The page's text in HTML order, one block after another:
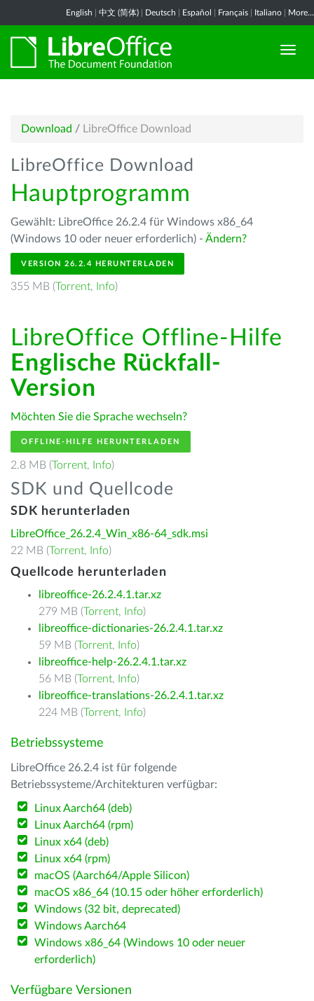
English 中文 (简体) Deutsch Español Français Italiano More...
Download / LibreOffice Download
LibreOffice Download
Hauptprogramm
Gewählt: LibreOffice 26.2.4 für Windows x86_64
(Windows 10 oder neuer erforderlich) - Ändern?
VERSION 26.2.4 HERUNTERLADEN
355 MB (Torrent, Info)
LibreOffice Offline-Hilfe
Englische Rückfall-
Version
Möchten Sie die Sprache wechseln?
OFFLINE-HILFE HERUNTERLADEN
2.8 MB (Torrent, Info)
SDK und Quellcode
SDK herunterladen
LibreOffice_26.2.4_Win_x86-64_sdk.msi
22 MB (Torrent, Info)
Quellcode herunterladen
libreoffice-26.2.4.1.tar.xz
279 MB (Torrent, Info)
libreoffice-dictionaries-26.2.4.1.tar.xz
59 MB (Torrent, Info)
libreoffice-help-26.2.4.1.tar.xz
56 MB (Torrent, Info)
libreoffice-translations-26.2.4.1.tar.xz
224 MB (Torrent, Info)
Betriebssysteme
LibreOffice 26.2.4 ist für folgende
Betriebssysteme/Architekturen verfügbar:
Linux Aarch64 (deb)
Linux Aarch64 (rpm)
Linux x64 (deb)
Linux x64 (rpm)
macOS (Aarch64/Apple Silicon)
macOS x86_64 (10.15 oder höher erforderlich)
Windows (32 bit, deprecated)
Windows Aarch64
Windows x86_64 (Windows 10 oder neuer
erforderlich)
Verfügbare Versionen